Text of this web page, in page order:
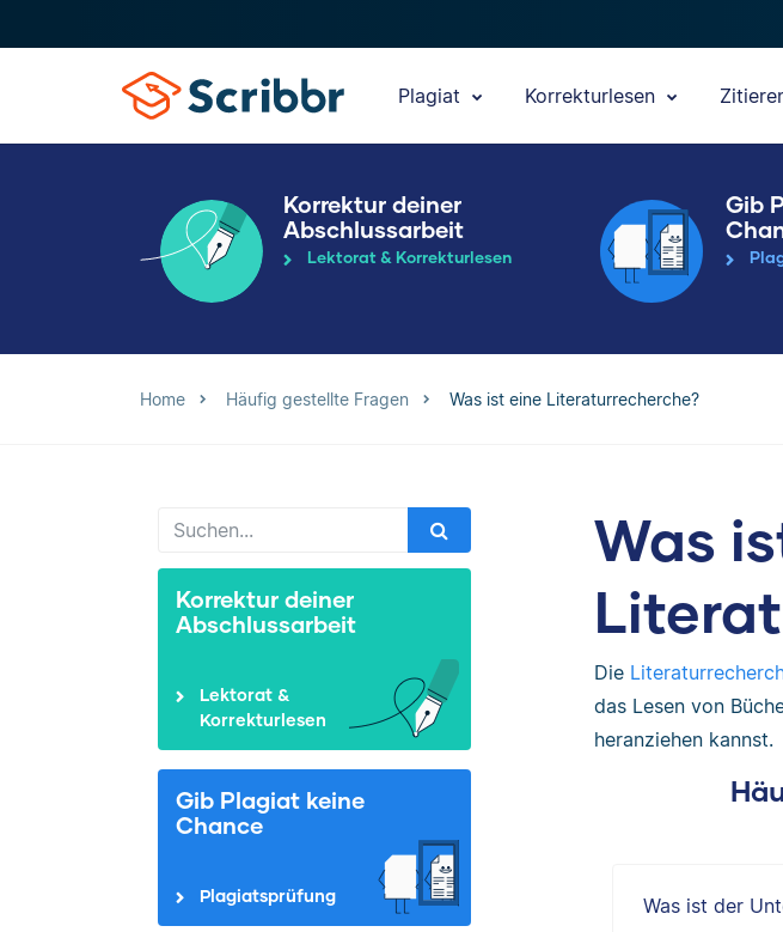
Plagiat Korrekturlesen
Korrektur deiner
Abschlussarbeit
Lektorat & Korrekturlesen
Gib
Home Häufig gestellte Fragen Was ist eine Literaturrecherche?
Korrektur deiner
Abschlussarbeit
Lektorat &
Korrekturlesen
Gib Plagiat keine
Chance
Plagiatsprüfung
Was
Die
das Lesen von
heranziehen kannst.
Was ist der